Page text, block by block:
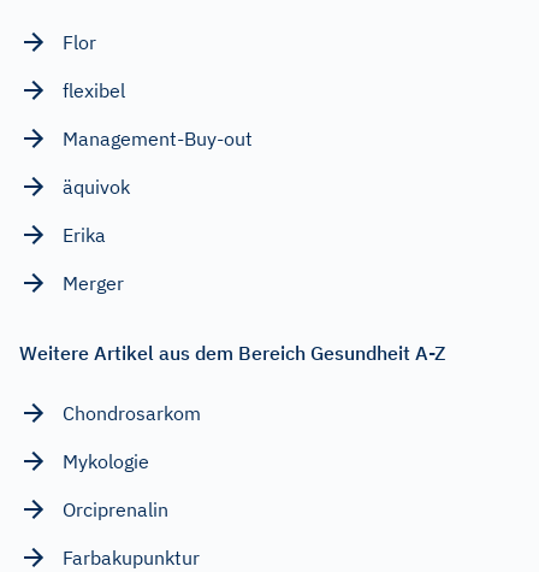
Flor
flexibel
Management-Buy-out
äquivok
Erika
Merger
Weitere Artikel aus dem Bereich Gesundheit A-Z
Chondrosarkom
Mykologie
Orciprenalin
Farbakupunktur